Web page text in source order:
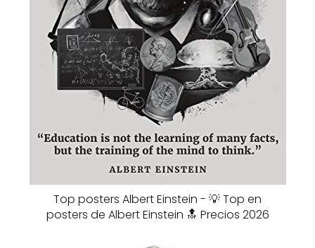
Top posters Albert Einstein - 💡 Top en
posters de Albert Einstein 🔝 Precios 2026